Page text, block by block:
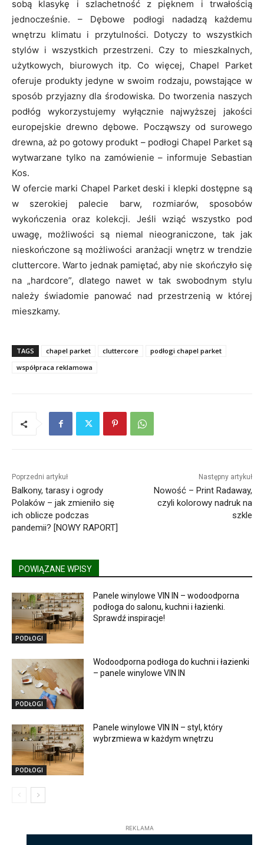
sobą klasykę i szlachetność z pięknem i trwałością
jednocześnie. – Dębowe podłogi nadadzą każdemu
wnętrzu klimatu i przytulności. Dotyczy to wszystkich
stylów i wszystkich przestrzeni. Czy to mieszkalnych,
użytkowych, biurowych itp. Co więcej, Chapel Parket
oferuje produkty jedyne w swoim rodzaju, powstające w
sposób przyjazny dla środowiska. Do tworzenia naszych
podłóg wykorzystujemy wyłącznie najwyższej jakości
europejskie drewno dębowe. Począwszy od surowego
drewna, aż po gotowy produkt – podłogi Chapel Parket są
wytwarzane tylko na zamówienie – informuje Sebastian
Kos.
W ofercie marki Chapel Parket deski i klepki dostępne są
w szerokiej palecie barw, rozmiarów, sposobów
wykończenia oraz kolekcji. Jeśli wziąć wszystko pod
uwagę, możliwości są niemal nieograniczone, tak jak
nieskończone są możliwości aranżacji wnętrz w trendzie
cluttercore. Warto jednak pamiętać, aby nie skończyło się
na „hardcore”, dlatego nawet w tak swobodnym stylu
należy świadomie panować nad przestrzenią w której
mieszkamy.
TAGS chapel parket cluttercore
podłogi chapel parket
współpraca reklamowa
Poprzedni artykuł
Balkony, tarasy i ogrody
Polaków – jak zmieniło się
ich oblicze podczas
pandemii? [NOWY RAPORT]
Następny artykuł
Nowość – Print Radaway,
czyli kolorowy nadruk na
szkle
POWIĄZANE WPISY
PODŁOGI
Panele winylowe VIN IN – wodoodporna
podłoga do salonu, kuchni i łazienki.
Sprawdź inspiracje!
PODŁOGI
Wodoodporna podłoga do kuchni i łazienki
– panele winylowe VIN IN
PODŁOGI
Panele winylowe VIN IN – styl, który
wybrzmiewa w każdym wnętrzu
REKLAMA